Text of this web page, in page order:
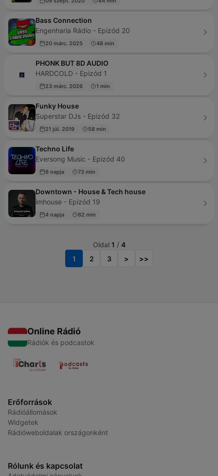
Bass Connection
Engenharia Rádio - Epizód 20
20 márc. 2025 48 min
PHONK BUT 8D AUDIO
HARDCOLD - Epizód 1
23 márc. 2026 1 min
Funky House
Superstar DJs - Epizód 32
21 júl. 2019 58 min
Techno Life
Eversong Music - Epizód 40
6 napja 73 min
Downtown - House & Tech house
imhouse - Epizód 19
4 napja 62 min
Oldal 1 / 4
1
2 3 > >>
Online Rádió
Rádiók és podcastok
Erőforrások
Rádióállomások
Widgetek
Rádióweboldalak országonként
Rólunk és kapcsolat